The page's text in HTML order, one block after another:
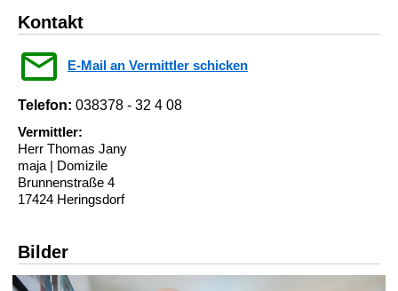
Kontakt
E-Mail an Vermittler schicken
Telefon: 038378 - 32 4 08
Vermittler:
Herr Thomas Jany
maja | Domizile
Brunnenstraße 4
17424 Heringsdorf
Bilder